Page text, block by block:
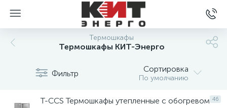
Термошкафы
Термошкафы КИТ-Энерго
Фильтр Сортировка
По умолчанию
46
T-CCS Термошкафы утепленные с обогревом